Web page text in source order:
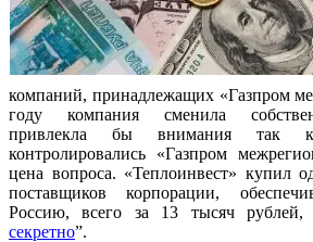
компаний, принадлежащих «Газпром
году компания сменила
привлекла бы внимания так
контролировались «Газпром
цена вопроса. «Теплоинвест» купил
поставщиков корпорации,
Россию, всего за 13 тысяч
секретно”.